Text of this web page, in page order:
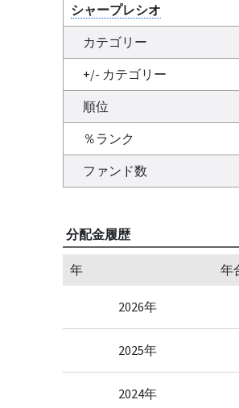
シャープレシオ
カテゴリー
+/- カテゴリー
順位
％ランク
ファンド数
分配金履歴
年 年
2026年
2025年
2024年